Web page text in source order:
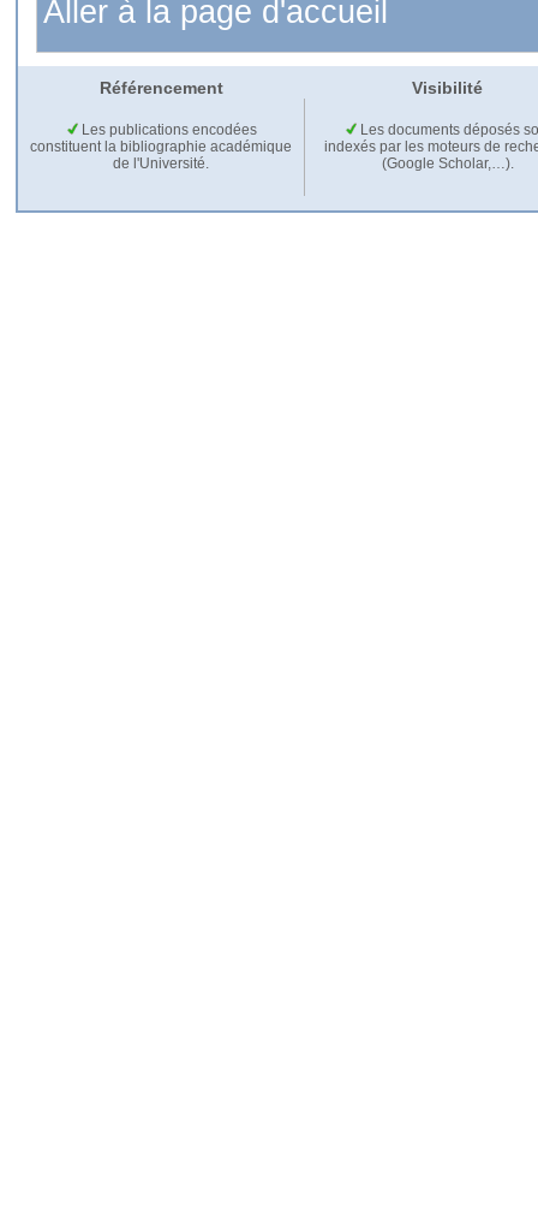
Aller à la page d'accueil
Référencement Visibilité
Les publications encodées
constituent la bibliographie académique
de l'Université.
Les documents déposés
indexés par les moteurs de
(Google Scholar,…).